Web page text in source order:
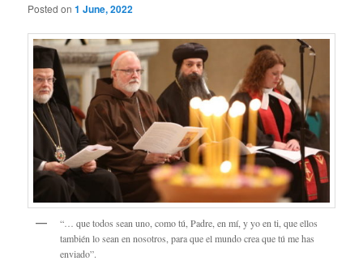
Posted on1 June, 2022
“… que todos sean uno, como tú, Padre, en mí, y yo en ti, que ellos
también lo sean en nosotros, para que el mundo crea que tú me has
enviado”.